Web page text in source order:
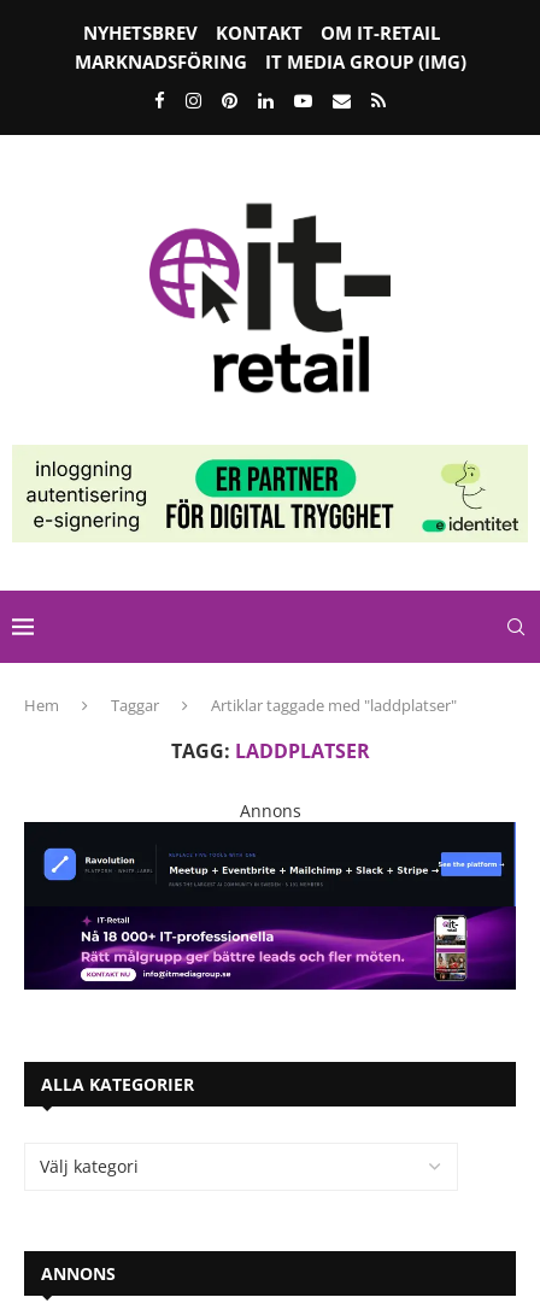
NYHETSBREV KONTAKT
OM IT-RETAIL
MARKNADSFÖRING
IT MEDIA GROUP (IMG)
Hem Taggar Artiklar taggade med "laddplatser"
TAGG: LADDPLATSER
Annons
ALLA KATEGORIER
ANNONS